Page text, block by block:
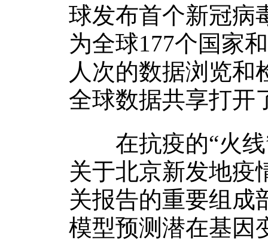
球发布首个新冠病
为全球177个国家
人次的数据浏览和
全球数据共享打开
在抗疫的“火线”
关于北京新发地疫
关报告的重要组成
模型预测潜在基因